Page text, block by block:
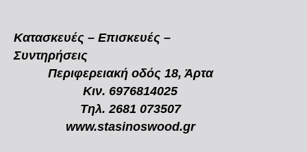
Κατασκευές – Επισκευές –
Συντηρήσεις
Περιφερειακή οδός 18, Άρτα
Κιν. 6976814025
Τηλ. 2681 073507
www.stasinoswood.gr